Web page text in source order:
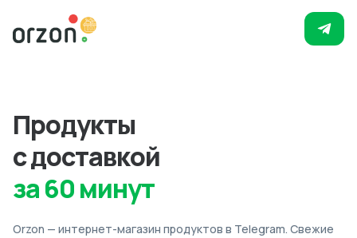
Продукты
с доставкой
за 60 минут
Orzon — интернет-магазин продуктов в Telegram. Свежие